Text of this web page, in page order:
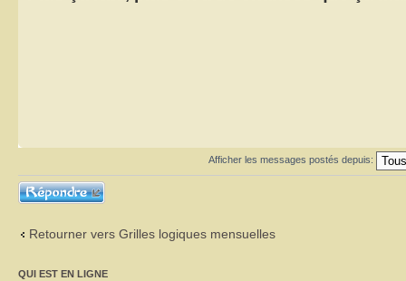
Afficher les messages postés depuis:
Répondre
Retourner vers Grilles logiques mensuelles
QUI EST EN LIGNE